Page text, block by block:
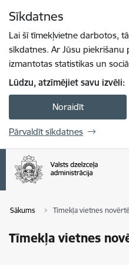
Sīkdatnes
Lai šī tīmekļvietne darbotos,
sīkdatnes. Ar Jūsu piekrišanu
izmantotas statistikas un
Lūdzu, atzīmējiet savu izvēli:
Noraidīt
Pārvaldīt sīkdatnes
Sākums Tīmekļa vietnes
Tīmekļa vietnes